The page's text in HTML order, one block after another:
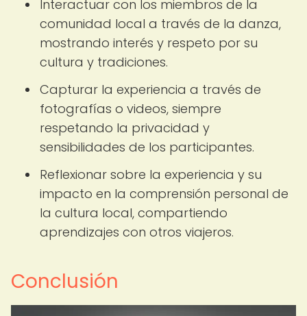
Interactuar con los miembros de la
comunidad local a través de la danza,
mostrando interés y respeto por su
cultura y tradiciones.
Capturar la experiencia a través de
fotografías o videos, siempre
respetando la privacidad y
sensibilidades de los participantes.
Reflexionar sobre la experiencia y su
impacto en la comprensión personal de
la cultura local, compartiendo
aprendizajes con otros viajeros.
Conclusión